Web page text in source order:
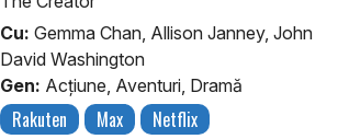
Cu: Gemma Chan, Allison Janney, John
David Washington
Gen: Acţiune, Aventuri, Dramă
Rakuten Max Netflix